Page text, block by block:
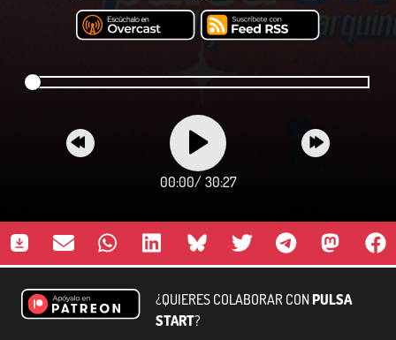
00:00/ 30:27
¿QUIERES COLABORAR CONPULSA
START?